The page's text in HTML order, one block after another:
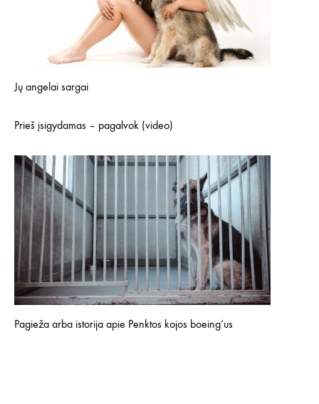
Jų angelai sargai
Prieš įsigydamas – pagalvok (video)
Pagieža arba istorija apie Penktos kojos boeing‘us